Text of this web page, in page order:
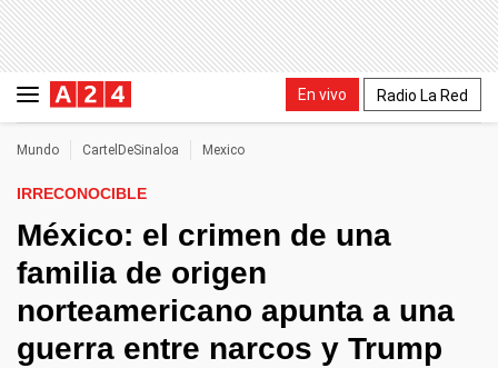
En vivo Radio La Red
Mundo CartelDeSinaloa Mexico
IRRECONOCIBLE
México: el crimen de una
familia de origen
norteamericano apunta a una
guerra entre narcos y Trump